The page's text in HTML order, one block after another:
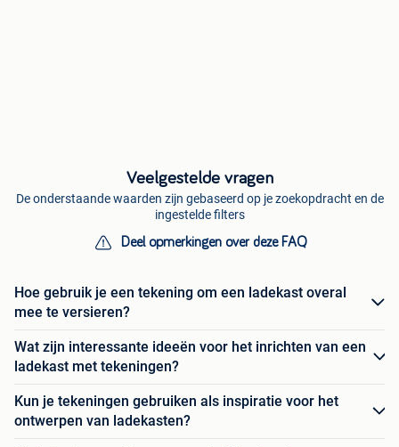
Veelgestelde vragen
De onderstaande waarden zijn gebaseerd op je zoekopdracht en de
ingestelde filters
Deel opmerkingen over deze FAQ
Hoe gebruik je een tekening om een ladekast overal
mee te versieren?
Wat zijn interessante ideeën voor het inrichten van een
ladekast met tekeningen?
Kun je tekeningen gebruiken als inspiratie voor het
ontwerpen van ladekasten?